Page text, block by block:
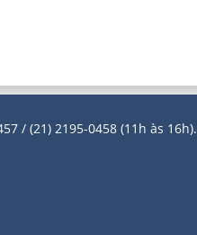
/ (21) 2195-0458 (11h às 16h).